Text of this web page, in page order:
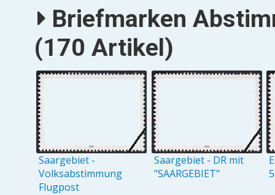
Briefmarken
(170 Artikel)
Saargebiet -
Volksabstimmung
Flugpost
Saargebiet - DR mit
"SAARGEBIET"